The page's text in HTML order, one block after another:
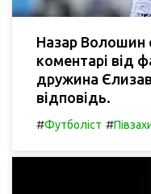
Назар Волошин
коментарі від
дружина
відповідь.
#Футболіст #